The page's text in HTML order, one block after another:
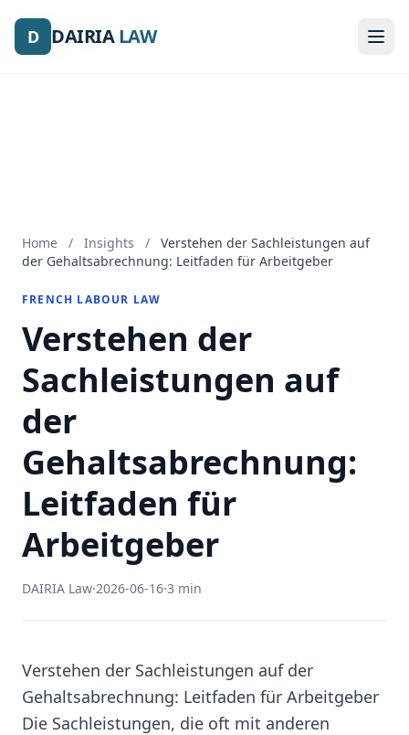
D DAIRIALAW
D DAIRIALAW
Home / Insights /
Verstehen der Sachleistungen auf
der Gehaltsabrechnung: Leitfaden für Arbeitgeber
FRENCH LABOUR LAW
Verstehen der
Sachleistungen auf
der
Gehaltsabrechnung:
Leitfaden für
Arbeitgeber
DAIRIA Law·2026-06-16·3 min
Verstehen der Sachleistungen auf der
Gehaltsabrechnung: Leitfaden für Arbeitgeber
Die Sachleistungen, die oft mit anderen